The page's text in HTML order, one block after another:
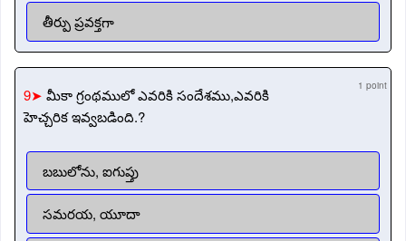
తీర్పు ప్రవక్తగా
9➤ మీకా గ్రంథములో ఎవరికి సందేశము,ఎవరికి
హెచ్చరిక ఇవ్వబడింది.?
1 point
బబులోను, ఐగుప్తు
సమరయ, యూదా